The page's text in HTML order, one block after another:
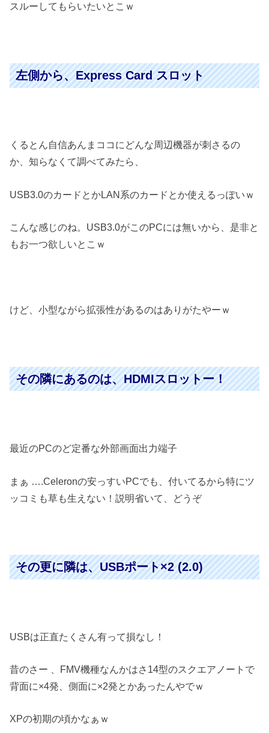
スルーしてもらいたいとこｗ
左側から、Express Card スロット
くるとん自信あんまココにどんな周辺機器が刺さるの
か、知らなくて調べてみたら、
USB3.0のカードとかLAN系のカードとか使えるっぽいｗ
こんな感じのね。USB3.0がこのPCには無いから、是非と
もお一つ欲しいとこｗ
けど、小型ながら拡張性があるのはありがたやーｗ
その隣にあるのは、HDMIスロットー！
最近のPCのど定番な外部画面出力端子
まぁ ….Celeronの安っすいPCでも、付いてるから特にツ
ッコミも草も生えない！説明省いて、どうぞ
その更に隣は、USBポート×2 (2.0)
USBは正直たくさん有って損なし！
昔のさー 、FMV機種なんかはさ14型のスクエアノートで
背面に×4発、側面に×2発とかあったんやでｗ
XPの初期の頃かなぁｗ